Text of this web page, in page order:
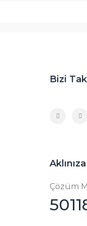
Bizi
Çözüm